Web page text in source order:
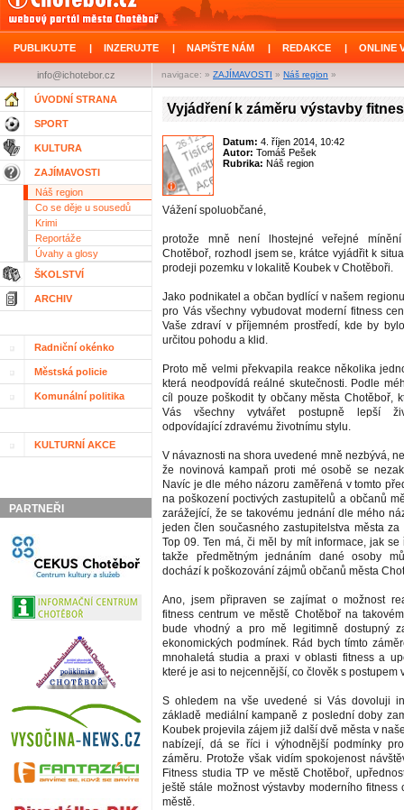
PUBLIKUJTE | INZERUJTE | NAPIŠTE NÁM | REDAKCE | ONLINE
navigace: » ZAJÍMAVOSTI » Náš region »
info@ichotebor.cz
ÚVODNÍ STRANA
SPORT
KULTURA
ZAJÍMAVOSTI
Náš region
Co se děje u sousedů
Krimi
Reportáže
Úvahy a glosy
ŠKOLSTVÍ
ARCHIV
Radniční okénko
Městská policie
Komunální politika
KULTURNÍ AKCE
PARTNEŘI
Vyjádření k záměru výstavby
Datum: 4. říjen 2014, 10:42
Autor: Tomáš Pešek
Rubrika: Náš region
Vážení spoluobčané,
protože mně není lhostejné veřejné
Chotěboř, rozhodl jsem se, krátce vyjádřit k
prodeji pozemku v lokalitě Koubek v Chotěboři.
Jako podnikatel a občan bydlící v našem
pro Vás všechny vybudovat moderní fitness
Vaše zdraví v příjemném prostředí, kde by
určitou pohodu a klid.
Proto mě velmi překvapila reakce několika
která neodpovídá reálné skutečnosti. Podle
cíl pouze poškodit ty občany města Chotěboř,
Vás všechny vytvářet postupně lepší
odpovídající zdravému životnímu stylu.
V návaznosti na shora uvedené mně nezbývá,
že novinová kampaň proti mé osobě se
Navíc je dle mého názoru zaměřená v tomto
na poškození poctivých zastupitelů a občanů
zarážející, že se takovému jednání dle mého
jeden člen současného zastupitelstva města za
Top 09. Ten má, či měl by mít informace, jak se
takže předmětným jednáním dané osoby
dochází k poškozování zájmů občanů města
Ano, jsem připraven se zajímat o možnost
fitness centrum ve městě Chotěboř na
bude vhodný a pro mě legitimně dostupný
ekonomických podmínek. Rád bych tímto
mnohaletá studia a praxi v oblasti fitness a
které je asi to nejcennější, co člověk s postupem
S ohledem na vše uvedené si Vás dovoluji
základě mediální kampaně z poslední doby
Koubek projevila zájem již další dvě města v
nabízejí, dá se říci i výhodnější podmínky
záměru. Protože však vidím spokojenost
Fitness studia TP ve městě Chotěboř,
ještě stále možnost výstavby moderního fitness
městě.